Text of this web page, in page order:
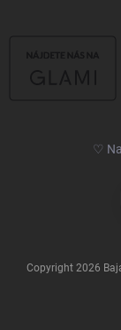
♡
Copyright 2026